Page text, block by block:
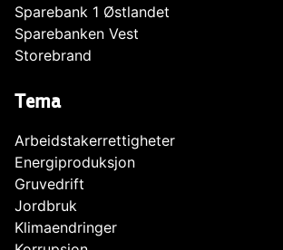
Sparebank 1 Østlandet
Sparebanken Vest
Storebrand
Tema
Arbeidstakerrettigheter
Energiproduksjon
Gruvedrift
Jordbruk
Klimaendringer